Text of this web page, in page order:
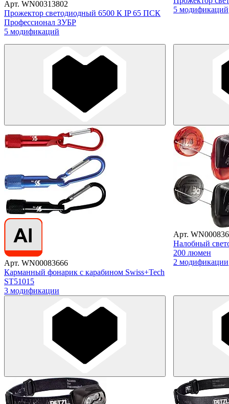
Арт. WN00313802
Прожектор светодиодный 6500 К IP 65 ПСК
Профессионал ЗУБР
5 модификаций
5 модификаций
Арт. WN00083666
Карманный фонарик с карабином Swiss+Tech
ST51015
3 модификации
Арт.
Налобный
200 люмен
2 модификации